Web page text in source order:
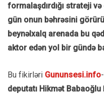
formalaşdırdığı strateji
gün onun bəhrəsini
beynəlxalq arenada bu
aktor edən yol bir gündə
Bu fikirləri Gununsesi.info
deputatı Hikmət Babaoğlu